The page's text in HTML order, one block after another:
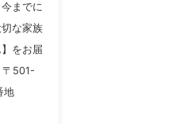
までに
な家族
をお届
〒501-
地